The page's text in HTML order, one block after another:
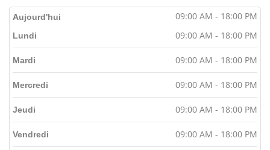
Aujourd'hui 09:00 AM - 18:00 PM
Lundi 09:00 AM - 18:00 PM
Mardi 09:00 AM - 18:00 PM
Mercredi 09:00 AM - 18:00 PM
Jeudi 09:00 AM - 18:00 PM
Vendredi 09:00 AM - 18:00 PM